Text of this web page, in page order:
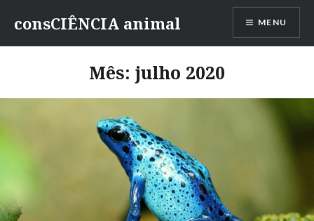
consCIÊNCIA animal MENU
Mês: julho 2020